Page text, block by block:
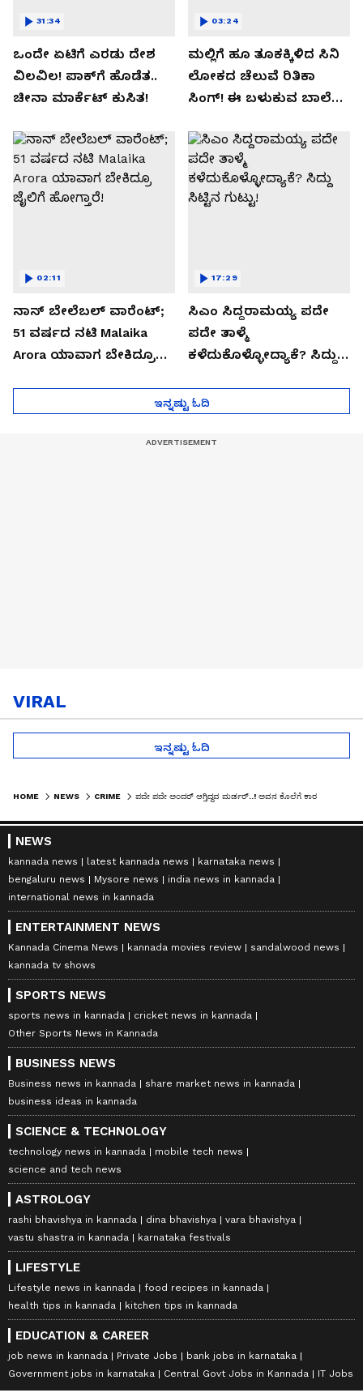
ಒಂದೇ ಏಟಿಗೆ ಎರಡು ದೇಶ
ವಿಲವಿಲ! ಪಾಕ್​​ಗೆ ಹೊಡೆತ..
ಚೀನಾ ಮಾರ್ಕೆಟ್​ ಕುಸಿತ!
31:34
ಮಲ್ಲಿಗೆ ಹೂ ತೂಕಕ್ಕಿಳಿದ ಸಿನಿ
ಲೋಕದ ಚೆಲುವೆ ರಿತಿಕಾ
ಸಿಂಗ್!‌ ಈ ಬಳುಕುವ ಬಾಲೆ
03:24
ನಾನ್ ಬೇಲೆಬಲ್ ವಾರೆಂಟ್;
51 ವರ್ಷದ ನಟಿ Malaika
Arora ಯಾವಾಗ ಬೇಕಿದ್ರೂ
02:11
ಸಿಎಂ ಸಿದ್ದರಾಮಯ್ಯ ಪದೇ
ಪದೇ ತಾಳ್ಮೆ
ಕಳೆದುಕೊಳ್ಳೋದ್ಯಾಕೆ? ಸಿದ್ದು
17:29
ಇನ್ನಷ್ಟು ಓದಿ
VIRAL
ಇನ್ನಷ್ಟು ಓದಿ
HOME NEWS CRIME
NEWS
kannada news latest kannada news
karnataka news
bengaluru news
Mysore news
india news in kannada
international news in kannada
ENTERTAINMENT NEWS
Kannada Cinema News kannada movies review
sandalwood news
kannada tv shows
SPORTS NEWS
sports news in kannada
cricket news in kannada
Other Sports News in Kannada
BUSINESS NEWS
Business news in kannada
share market news in kannada
business ideas in kannada
SCIENCE & TECHNOLOGY
technology news in kannada
mobile tech news
science and tech news
ASTROLOGY
rashi bhavishya in kannada dina bhavishya
vara bhavishya
vastu shastra in kannada
karnataka festivals
LIFESTYLE
Lifestyle news in kannada
food recipes in kannada
health tips in kannada
kitchen tips in kannada
EDUCATION & CAREER
job news in kannada Private Jobs
bank jobs in karnataka
Government jobs in karnataka
Central Govt Jobs in Kannada IT Jobs